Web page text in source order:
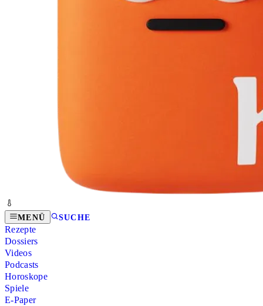
MENÜ SUCHE
Rezepte
Dossiers
Videos
Podcasts
Horoskope
Spiele
E-Paper